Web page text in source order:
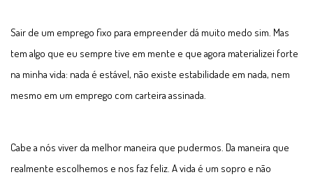
Sair de um emprego fixo para empreender dá muito medo sim. Mas
tem algo que eu sempre tive em mente e que agora materializei forte
na minha vida: nada é estável, não existe estabilidade em nada, nem
mesmo em um emprego com carteira assinada.
Cabe a nós viver da melhor maneira que pudermos. Da maneira que
realmente escolhemos e nos faz feliz. A vida é um sopro e não